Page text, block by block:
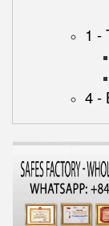
1 -
4 -